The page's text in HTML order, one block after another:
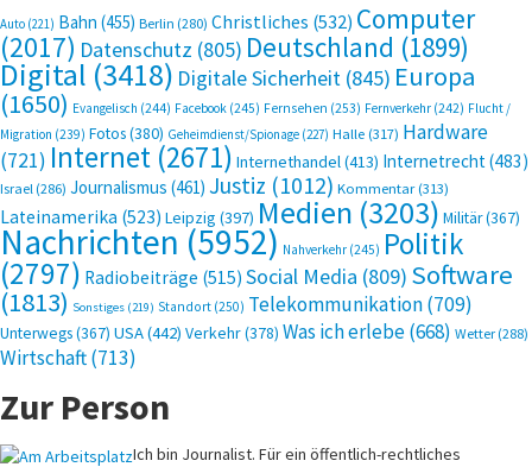
Auto (221) Bahn (455) Berlin (280) Christliches (532) Computer
(2017) Datenschutz (805) Deutschland (1899)
Digital (3418) Digitale Sicherheit (845) Europa
(1650) Evangelisch (244) Facebook (245) Fernsehen (253) Fernverkehr (242) Flucht /
Migration (239) Fotos(380) Geheimdienst/Spionage (227) Halle(317) Hardware
(721) Internet (2671) Internethandel(413) Internetrecht(483)
Israel (286) Journalismus (461) Justiz (1012) Kommentar(313)
Lateinamerika (523) Leipzig (397) Medien (3203) Militär(367)
Nachrichten(5952) Nahverkehr (245) Politik
(2797) Radiobeiträge (515) Social Media (809) Software
(1813) Sonstiges (219) Standort (250) Telekommunikation(709)
Unterwegs(367) USA(442) Verkehr(378) Was ich erlebe(668) Wetter (288)
Wirtschaft(713)
Zur Person
Ich bin Journalist. Für ein öffentlich-rechtliches